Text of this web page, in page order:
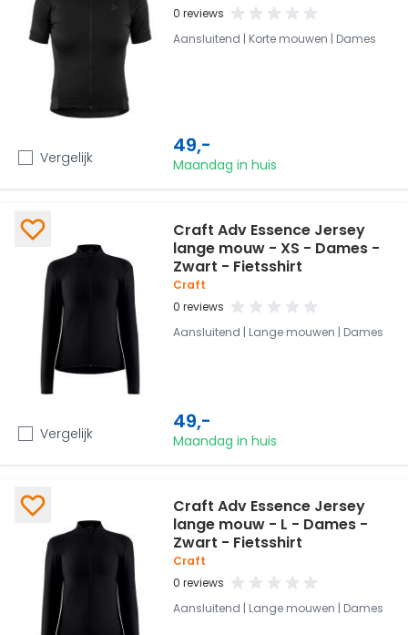
0 reviews
Aansluitend | Korte mouwen | Dames
49,-
Maandag in huis
Vergelijk
0 reviews
Craft Adv Essence Jersey
lange mouw - XS - Dames -
Zwart - Fietsshirt
Craft
Aansluitend | Lange mouwen | Dames
49,-
Maandag in huis
Vergelijk
0 reviews
Craft Adv Essence Jersey
lange mouw - L - Dames -
Zwart - Fietsshirt
Craft
Aansluitend | Lange mouwen | Dames